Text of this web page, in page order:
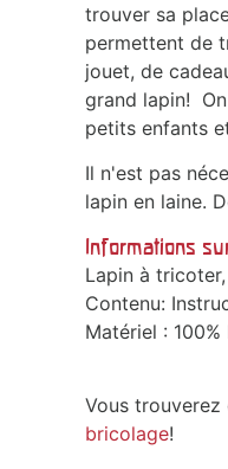
trouver sa
permettent de
jouet, de
grand lapin!
petits enfants
Il n'est pas
lapin en laine.
Informations
Lapin à
Contenu:
Matériel :
Vous
bricolage!